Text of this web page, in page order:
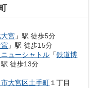
宮 」駅 徒歩5分
」駅 徒歩15分
ューシャトル 「鉄道博
駅 徒歩13分
大宮区土手町 １丁目